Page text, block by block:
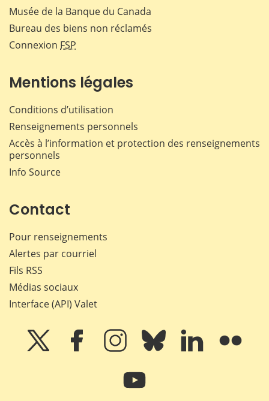
Musée de la Banque du Canada
Bureau des biens non réclamés
Connexion FSP
Mentions légales
Conditions d’utilisation
Renseignements personnels
Accès à l’information et protection des renseignements
personnels
Info Source
Contact
Pour renseignements
Alertes par courriel
Fils RSS
Médias sociaux
Interface (API) Valet